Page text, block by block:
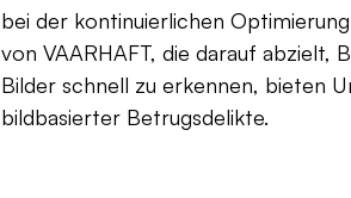
bei der kontinuierlichen
von VAARHAFT, die darauf abzielt,
Bilder schnell zu erkennen, bieten
bildbasierter Betrugsdelikte.